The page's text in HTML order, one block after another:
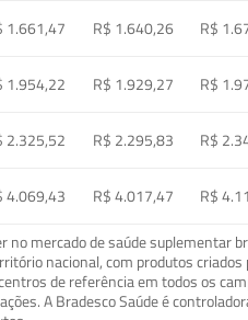
1.661,47 R$ 1.640,26 R$
1.954,22 R$ 1.929,27 R$
2.325,52 R$ 2.295,83 R$
4.069,43 R$ 4.017,47 R$
mercado de saúde
nacional, com produtos
de referência em todos os
A Bradesco Saúde é